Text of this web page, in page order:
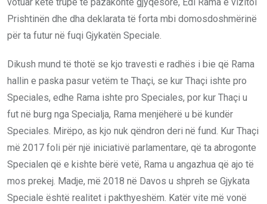
Prishtinën dhe dha deklarata të forta mbi domosdoshmërinë
për ta futur në fuqi Gjykatën Speciale.
Dikush mund të thotë se kjo travesti e radhës i bie që Rama
hallin e paska pasur vetëm te Thaçi, se kur Thaçi ishte pro
Speciales, edhe Rama ishte pro Speciales, por kur Thaçi u
fut në burg nga Specialja, Rama menjëherë u bë kundër
Speciales. Mirëpo, as kjo nuk qëndron deri në fund. Kur Thaçi
më 2017 foli për një iniciativë parlamentare, që ta abrogonte
Specialen që e kishte bërë vetë, Rama u angazhua që ajo të
mos prekej. Madje, më 2018 në Davos u shpreh se Gjykata
Speciale është realitet i pakthyeshëm. Katër vite më vonë